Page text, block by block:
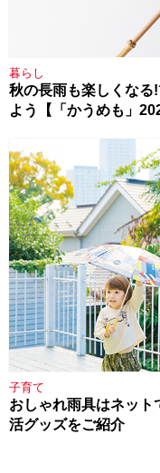
暮らし
秋の長雨も楽しくなる
よう【「かうめも」
子育て
おしゃれ雨具はネッ
活グッズをご紹介